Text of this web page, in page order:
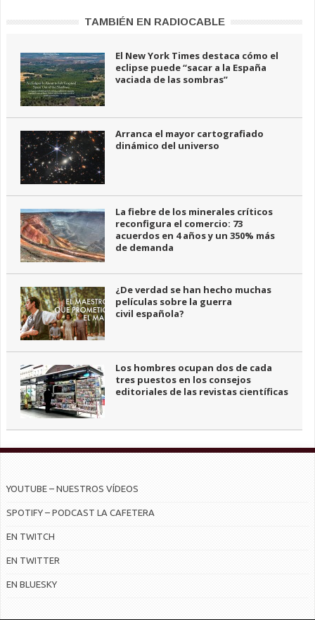
TAMBIÉN EN RADIOCABLE
El New York Times destaca cómo el
eclipse puede “sacar a la España
vaciada de las sombras”
Arranca el mayor cartografiado
dinámico del universo
La fiebre de los minerales críticos
reconfigura el comercio: 73
acuerdos en 4 años y un 350% más
de demanda
¿De verdad se han hecho muchas
películas sobre la guerra
civil española?
Los hombres ocupan dos de cada
tres puestos en los consejos
editoriales de las revistas científicas
YOUTUBE – NUESTROS VÍDEOS
SPOTIFY – PODCAST LA CAFETERA
EN TWITCH
EN TWITTER
EN BLUESKY